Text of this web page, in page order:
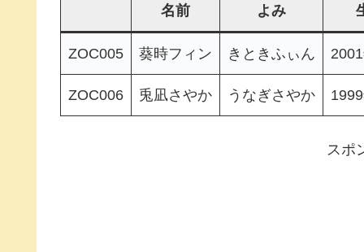
名前 よみ
ZOC005 葵時フィン きときふぃん
ZOC006 兎凪さやか うなぎさやか
スポ